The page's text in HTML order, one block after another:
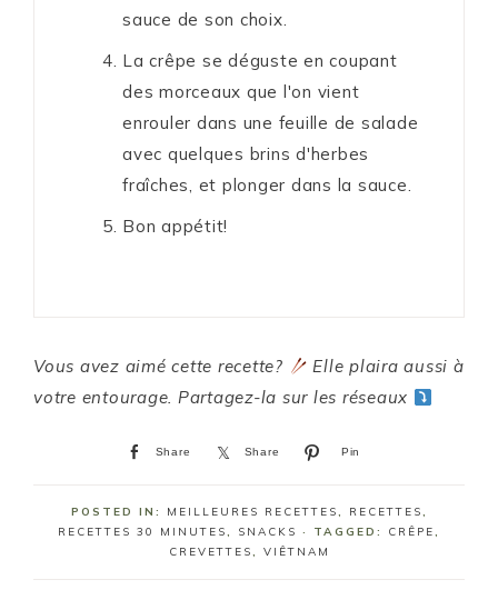
sauce de son choix.
La crêpe se déguste en coupant
des morceaux que l'on vient
enrouler dans une feuille de salade
avec quelques brins d'herbes
fraîches, et plonger dans la sauce.
Bon appétit!
Vous avez aimé cette recette?
Elle plaira aussi à
votre entourage. Partagez-la sur les réseaux
Share Share Pin
POSTED IN: MEILLEURES RECETTES, RECETTES,
RECETTES 30 MINUTES, SNACKS · TAGGED: CRÊPE,
CREVETTES, VIÊTNAM